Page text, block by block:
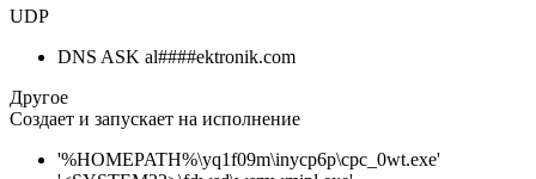
UDP
DNS ASK al####ektronik.com
Другое
Создает и запускает на исполнение
'%HOMEPATH%\yq1f09m\inycp6p\cpc_0wt.exe'